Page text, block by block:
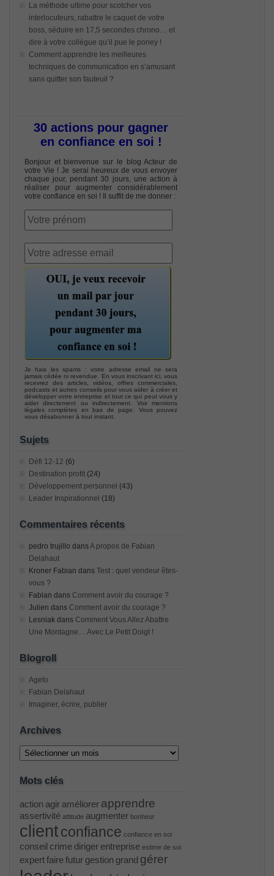
La méthode ultime pour scotcher vos
interlocuteurs, rabattre le caquet de votre
boss, séduire en 17,5 secondes chrono… et
dire à votre collègue qu’il pue le poney !
Comment apprendre les meilleures
techniques de communication en s’amusant
sans quitter son fauteuil ?
30 actions pour gagner
en confiance en soi !
Bonjour et bienvenue sur le blog Acteur de
votre Vie ! Je serai heureux de vous envoyer
chaque jour, pendant 30 jours, une action à
réaliser pour augmenter considérablement
votre confiance en soi ! Il suffit de me donner :
Je hais les spams : votre adresse email ne sera
jamais cédée ni revendue. En vous inscrivant ici, vous
recevrez des articles, vidéos, offres commerciales,
podcasts et autres conseils pour vous aider à créer et
développer votre entreprise et tout ce qui peut vous y
aider directement ou indirectement. Voir mentions
légales complètes en bas de page. Vous pouvez
vous désabonner à tout instant.
Sujets
Défi 12-12 (6)
Destination profit (24)
Développement personnel (43)
Leader Inspirationnel (18)
Commentaires récents
pedro trujillo dansA propos de Fabian
Delahaut
Kroner Fabian dans Test : quel vendeur êtes-
vous ?
Fabian dans Comment avoir du courage ?
Julien dans Comment avoir du courage ?
Lesniak dans Comment Vous Allez Abattre
Une Montagne… Avec Le Petit Doigt !
Blogroll
Ageto
Fabian Delahaut
Imaginer, écrire, publier
Archives
Archives
Mots clés
action agir améliorer apprendre
assertivité attitude augmenter bonheur
client confiance confiance en soi
conseil crime diriger entreprise estime de soi
expertfairefutur gestion grand gérer